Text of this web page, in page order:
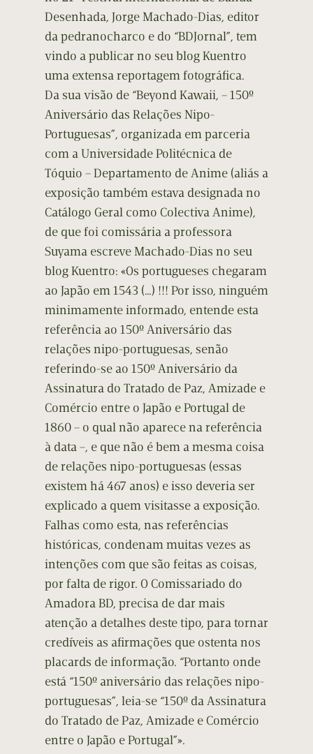
Desenhada, Jorge Machado-Dias, editor
da pedranocharco e do “BDJornal”, tem
vindo a publicar no seu blog Kuentro
uma extensa reportagem fotográfica.
Da sua visão de “Beyond Kawaii, – 150º
Aniversário das Relações Nipo-
Portuguesas”, organizada em parceria
com a Universidade Politécnica de
Tóquio – Departamento de Anime (aliás a
exposição também estava designada no
Catálogo Geral como Colectiva Anime),
de que foi comissária a professora
Suyama escreve Machado-Dias no seu
blog Kuentro: «Os portugueses chegaram
ao Japão em 1543 (…) !!! Por isso, ninguém
minimamente informado, entende esta
referência ao 150º Aniversário das
relações nipo-portuguesas, senão
referindo-se ao 150º Aniversário da
Assinatura do Tratado de Paz, Amizade e
Comércio entre o Japão e Portugal de
1860 – o qual não aparece na referência
à data –, e que não é bem a mesma coisa
de relações nipo-portuguesas (essas
existem há 467 anos) e isso deveria ser
explicado a quem visitasse a exposição.
Falhas como esta, nas referências
históricas, condenam muitas vezes as
intenções com que são feitas as coisas,
por falta de rigor. O Comissariado do
Amadora BD, precisa de dar mais
atenção a detalhes deste tipo, para tornar
credíveis as afirmações que ostenta nos
placards de informação. “Portanto onde
está “150º aniversário das relações nipo-
portuguesas”, leia-se “150º da Assinatura
do Tratado de Paz, Amizade e Comércio
entre o Japão e Portugal”».